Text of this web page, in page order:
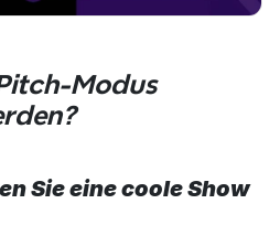
Modus
Sie eine coole Show